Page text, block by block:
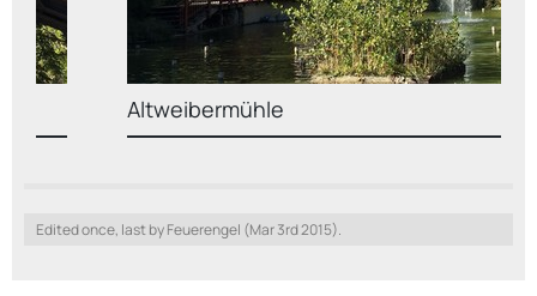
Altweibermühle
Edited once, last by Feuerengel (Mar 3rd 2015).